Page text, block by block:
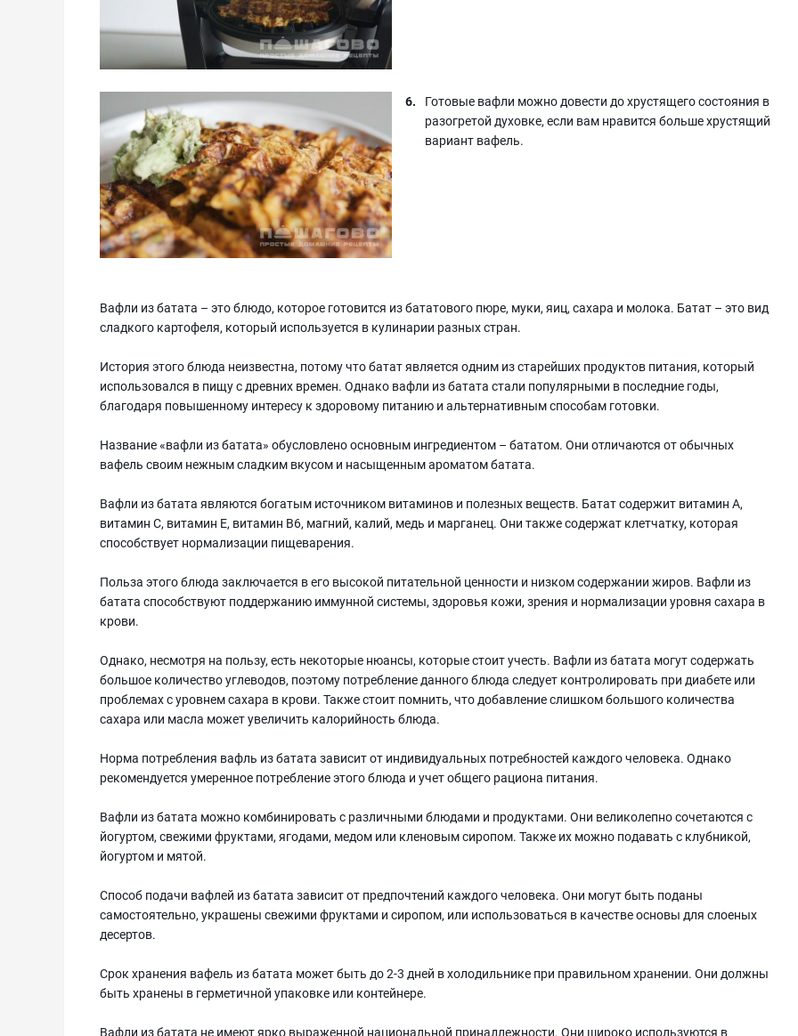
Готовые вафли можно довести до хрустящего состояния в
разогретой духовке, если вам нравится больше хрустящий
вариант вафель.
Вафли из батата – это блюдо, которое готовится из бататового пюре, муки, яиц, сахара и молока. Батат – это вид
сладкого картофеля, который используется в кулинарии разных стран.
История этого блюда неизвестна, потому что батат является одним из старейших продуктов питания, который
использовался в пищу с древних времен. Однако вафли из батата стали популярными в последние годы,
благодаря повышенному интересу к здоровому питанию и альтернативным способам готовки.
Название «вафли из батата» обусловлено основным ингредиентом – бататом. Они отличаются от обычных
вафель своим нежным сладким вкусом и насыщенным ароматом батата.
Вафли из батата являются богатым источником витаминов и полезных веществ. Батат содержит витамин А,
витамин С, витамин Е, витамин В6, магний, калий, медь и марганец. Они также содержат клетчатку, которая
способствует нормализации пищеварения.
Польза этого блюда заключается в его высокой питательной ценности и низком содержании жиров. Вафли из
батата способствуют поддержанию иммунной системы, здоровья кожи, зрения и нормализации уровня сахара в
крови.
Однако, несмотря на пользу, есть некоторые нюансы, которые стоит учесть. Вафли из батата могут содержать
большое количество углеводов, поэтому потребление данного блюда следует контролировать при диабете или
проблемах с уровнем сахара в крови. Также стоит помнить, что добавление слишком большого количества
сахара или масла может увеличить калорийность блюда.
Норма потребления вафль из батата зависит от индивидуальных потребностей каждого человека. Однако
рекомендуется умеренное потребление этого блюда и учет общего рациона питания.
Вафли из батата можно комбинировать с различными блюдами и продуктами. Они великолепно сочетаются с
йогуртом, свежими фруктами, ягодами, медом или кленовым сиропом. Также их можно подавать с клубникой,
йогуртом и мятой.
Способ подачи вафлей из батата зависит от предпочтений каждого человека. Они могут быть поданы
самостоятельно, украшены свежими фруктами и сиропом, или использоваться в качестве основы для слоеных
десертов.
Срок хранения вафель из батата может быть до 2-3 дней в холодильнике при правильном хранении. Они должны
быть хранены в герметичной упаковке или контейнере.
Вафли из батата не имеют ярко выраженной национальной принадлежности. Они широко используются в